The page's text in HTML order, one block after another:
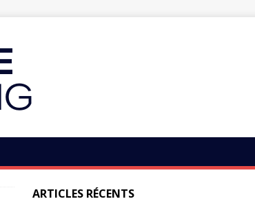
ARTICLES RÉCENTS